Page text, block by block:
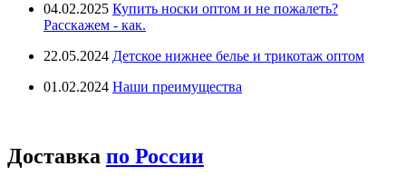
04.02.2025 Купить носки оптом и не пожалеть?
Расскажем - как.
22.05.2024 Детское нижнее белье и трикотаж оптом
01.02.2024 Наши преимущества
Доставка по России